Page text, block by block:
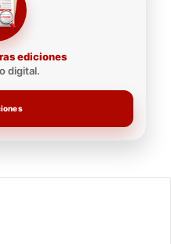
ediciones
digital.